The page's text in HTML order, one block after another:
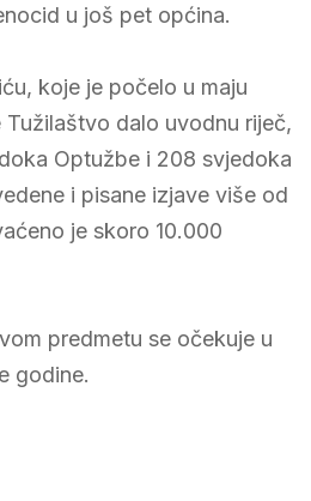
u još pet općina.
koje je počelo u maju
Tužilaštvo dalo uvodnu riječ,
Optužbe i 208 svjedoka
i pisane izjave više od
je skoro 10.000
predmetu se očekuje u
godine.